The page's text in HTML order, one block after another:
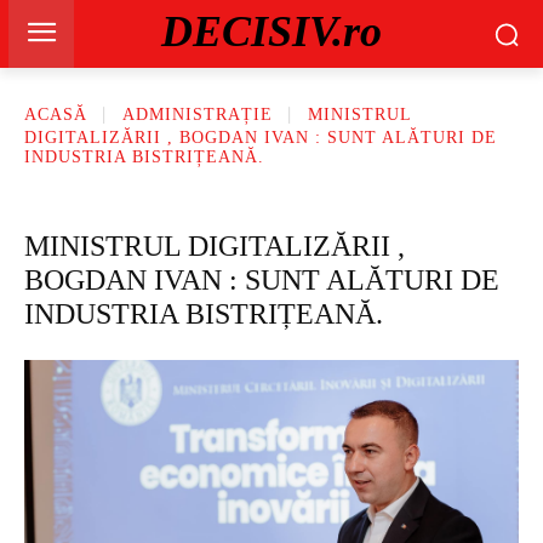
DECISIV.ro
ACASĂ ADMINISTRAȚIE
MINISTRUL
DIGITALIZĂRII , BOGDAN IVAN : SUNT ALĂTURI DE
INDUSTRIA BISTRIȚEANĂ.
MINISTRUL DIGITALIZĂRII ,
BOGDAN IVAN : SUNT ALĂTURI DE
INDUSTRIA BISTRIȚEANĂ.